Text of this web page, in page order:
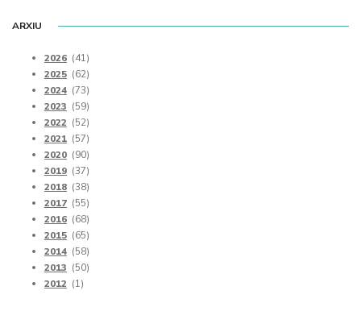
ARXIU
2026 (41)
2025 (62)
2024 (73)
2023 (59)
2022 (52)
2021 (57)
2020 (90)
2019 (37)
2018 (38)
2017 (55)
2016 (68)
2015 (65)
2014 (58)
2013 (50)
2012 (1)